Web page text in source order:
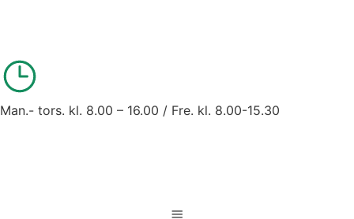
Man.- tors. kl. 8.00 – 16.00 / Fre. kl. 8.00-15.30